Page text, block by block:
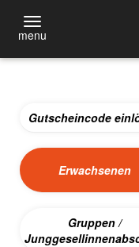
menu
Gutscheincode
Erwachsenen
Gruppen /